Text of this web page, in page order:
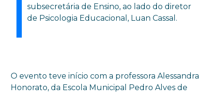
subsecretária de Ensino, ao lado do diretor
de Psicologia Educacional, Luan Cassal.
O evento teve início com a professora Alessandra
Honorato, da Escola Municipal Pedro Alves de